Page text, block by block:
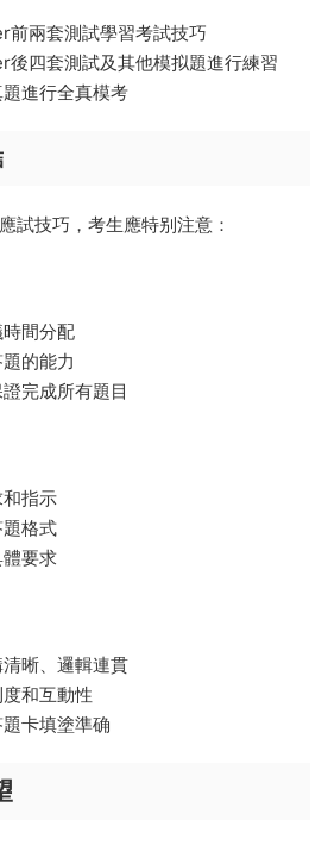
前兩套測試學習考試技巧
後四套測試及其他模拟題進行練習
題進行全真模考
試技巧，考生應特别注意：
間分配
的能力
完成所有題目
指示
格式
要求
晰、邏輯連貫
和互動性
卡填塗準确